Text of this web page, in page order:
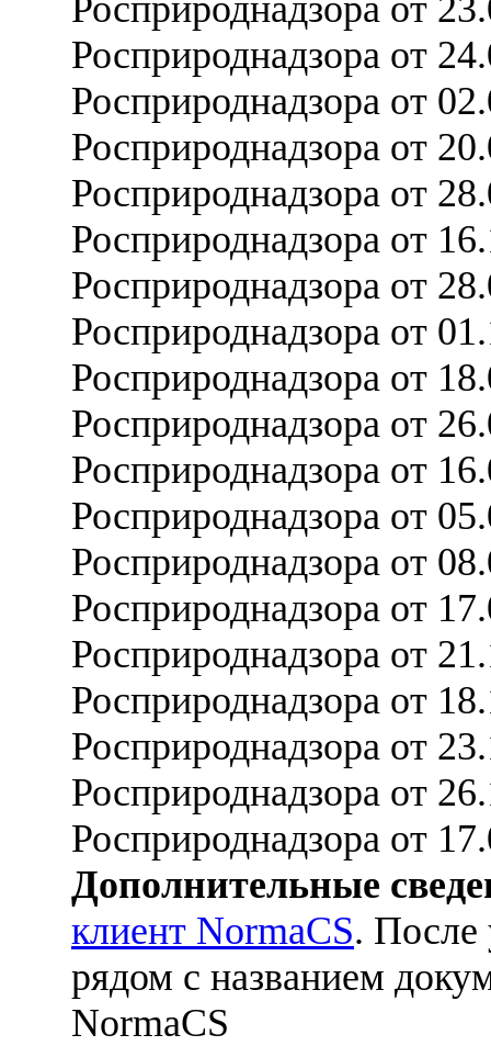
Росприроднадзора от
Росприроднадзора от
Росприроднадзора от
Росприроднадзора от
Росприроднадзора от
Росприроднадзора от
Росприроднадзора от
Росприроднадзора от
Росприроднадзора от
Росприроднадзора от
Росприроднадзора от
Росприроднадзора от
Росприроднадзора от
Росприроднадзора от
Росприроднадзора от
Росприроднадзора от
Росприроднадзора от
Росприроднадзора от
Дополнительные
клиент NormaCS. После
рядом с названием
NormaCS